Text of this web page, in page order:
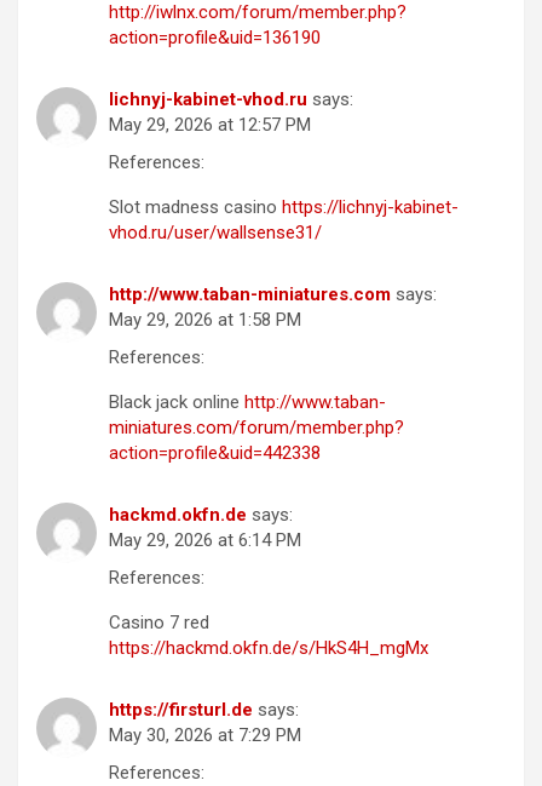
http://iwlnx.com/forum/member.php?
action=profile&uid=136190
lichnyj-kabinet-vhod.ru says:
May 29, 2026 at 12:57 PM
References:
Slot madness casino https://lichnyj-kabinet-
vhod.ru/user/wallsense31/
http://www.taban-miniatures.com says:
May 29, 2026 at 1:58 PM
References:
Black jack online http://www.taban-
miniatures.com/forum/member.php?
action=profile&uid=442338
hackmd.okfn.de says:
May 29, 2026 at 6:14 PM
References:
Casino 7 red
https://hackmd.okfn.de/s/HkS4H_mgMx
https://firsturl.de says:
May 30, 2026 at 7:29 PM
References: